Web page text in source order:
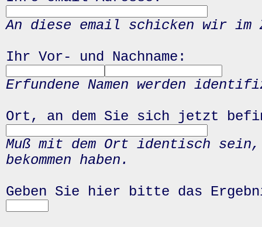
An diese email schicken wir
Ihr Vor- und Nachname:
Erfundene Namen werden
Ort, an dem Sie sich jetzt
Muß mit dem Ort identisch
bekommen haben.
Geben Sie hier bitte das